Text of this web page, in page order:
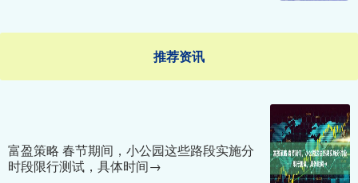
推荐资讯
富盈策略 春节期间，小公园这些路段实施分
时段限行测试，具体时间→